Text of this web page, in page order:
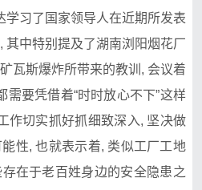
学习了国家领导人在近期所发表
其中特别提及了湖南浏阳烟花厂
瓦斯爆炸所带来的教训, 会议着
需要凭借着“时时放心不下”⁠这样
作切实抓好抓细致深入, 坚决做
性, 也就表示着, 类似工厂工地
在于老百姓身边的安全隐患之